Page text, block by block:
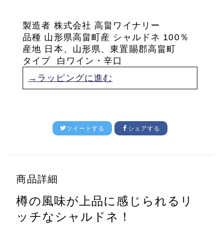
製造者 株式会社 高畠ワイナリー
品種 山形県高畠町産 シャルドネ 100％
産地 日本、山形県、東置賜郡高畠町
タイプ 白ワイン・辛口
→ラッピングに進む
ツイートする シェアする
商品詳細
樽の風味が上品に感じられるリ
ッチなシャルドネ！